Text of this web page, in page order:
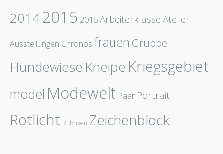
20142015 2016ArbeiterklasseAtelier
Ausstellungen Chronos frauen Gruppe
Hundewiese Kneipe Kriegsgebiet
model Modewelt Paar Portrait
Rotlicht Rubriken Zeichenblock